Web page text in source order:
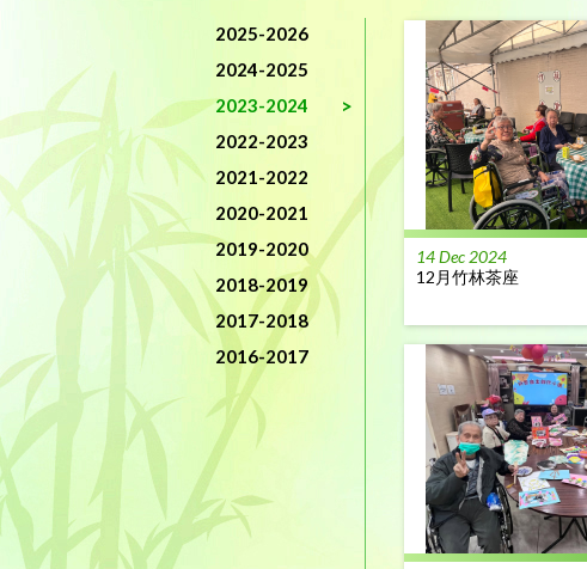
2025-2026
2024-2025
2023-2024
2022-2023
2021-2022
2020-2021
2019-2020
2018-2019
2017-2018
2016-2017
14 Dec 2024
12月竹林茶座